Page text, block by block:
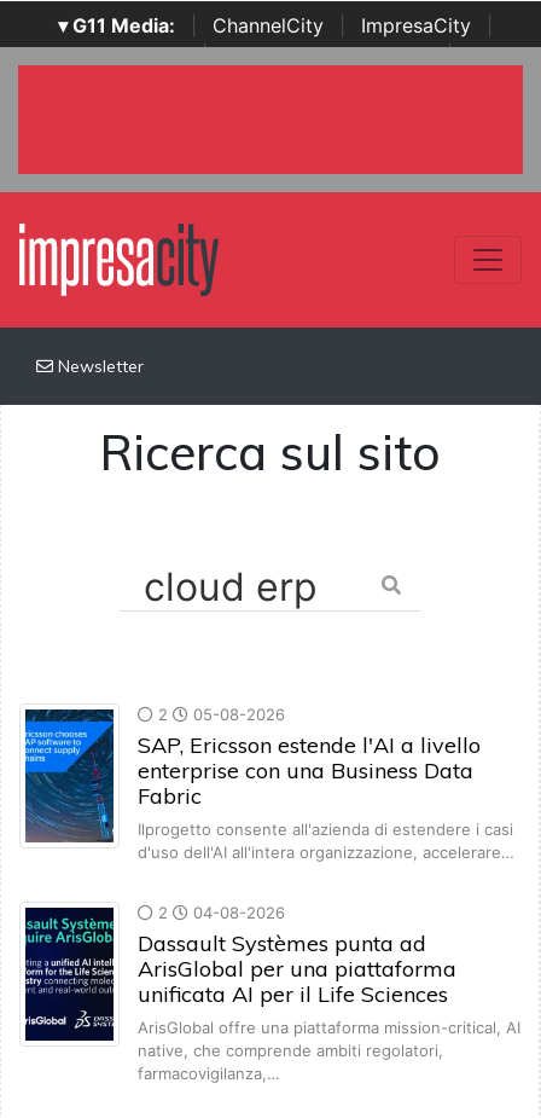
▾ G11 Media: ChannelCity ImpresaCity
SecurityOpenLab | Italian Channel Awards | Italian
Newsletter
Ricerca sul sito
2 05-08-2026
SAP, Ericsson estende l'AI a livello
enterprise con una Business Data
Fabric
Ilprogetto consente all'azienda di estendere i casi
d'uso dell'AI all'intera organizzazione, accelerare…
2 04-08-2026
Dassault Systèmes punta ad
ArisGlobal per una piattaforma
unificata AI per il Life Sciences
ArisGlobal offre una piattaforma mission-critical, AI
native, che comprende ambiti regolatori,
farmacovigilanza,…